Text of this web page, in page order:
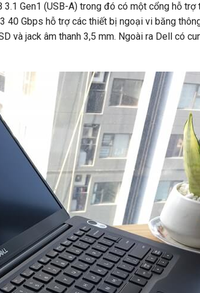
Gen1 (USB-A) trong đó có một cổng hỗ trợ
Gbps hỗ trợ các thiết bị ngoại vi băng
và jack âm thanh 3,5 mm. Ngoài ra Dell có